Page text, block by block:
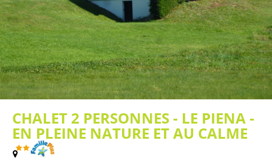
CHALET 2 PERSONNES - LE PIENA -
EN PLEINE NATURE ET AU CALME
Plan / Carte